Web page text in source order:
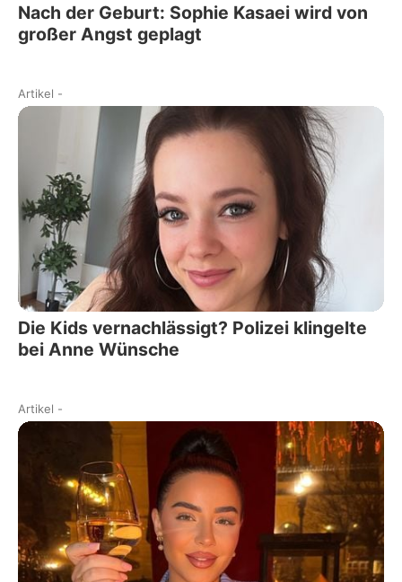
Nach der Geburt: Sophie Kasaei wird von
großer Angst geplagt
Artikel -
Die Kids vernachlässigt? Polizei klingelte
bei Anne Wünsche
Artikel -